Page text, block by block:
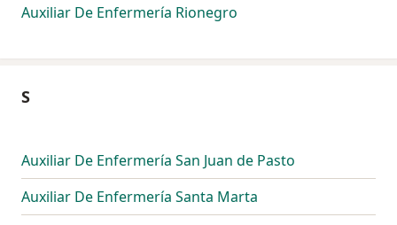
Auxiliar De Enfermería Rionegro
S
Auxiliar De Enfermería San Juan de Pasto
Auxiliar De Enfermería Santa Marta